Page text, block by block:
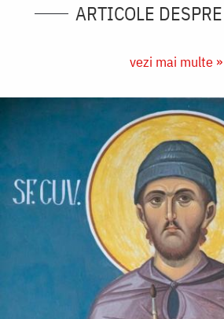
ARTICOLE
vezi mai multe »